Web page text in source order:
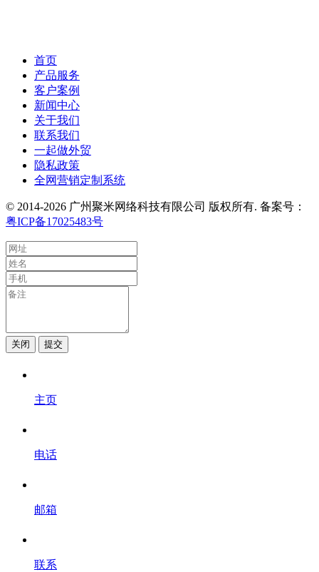
首页
产品服务
客户案例
新闻中心
关于我们
联系我们
一起做外贸
隐私政策
全网营销定制系统
© 2014-2026 广州聚米网络科技有限公司 版权所有. 备案号：
粤ICP备17025483号
关闭 提交
主页
电话
邮箱
联系